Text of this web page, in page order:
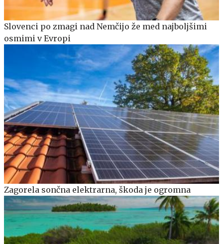
Slovenci po zmagi nad Nemčijo že med najboljšimi
osmimi v Evropi
Zagorela sončna elektrarna, škoda je ogromna